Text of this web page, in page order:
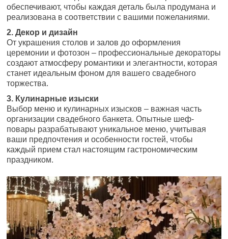
обеспечивают, чтобы каждая деталь была продумана и
реализована в соответствии с вашими пожеланиями.
2. Декор и дизайн
От украшения столов и залов до оформления
церемонии и фотозон – профессиональные декораторы
создают атмосферу романтики и элегантности, которая
станет идеальным фоном для вашего свадебного
торжества.
3. Кулинарные изыски
Выбор меню и кулинарных изысков – важная часть
организации свадебного банкета. Опытные шеф-
повары разрабатывают уникальное меню, учитывая
ваши предпочтения и особенности гостей, чтобы
каждый прием стал настоящим гастрономическим
праздником.